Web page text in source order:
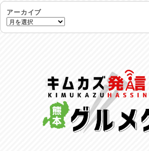
2026/07/27
馬肉料理 桜馬亭
2026/07/24
ラジてん通信♪
2026/07/23
アーカイブ